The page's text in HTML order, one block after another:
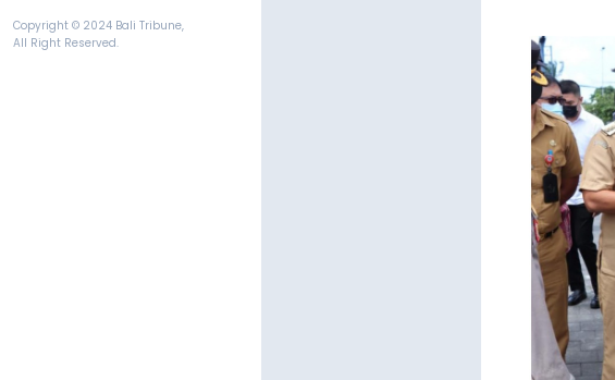
Copyright © 2024 Bali Tribune,
All Right Reserved.